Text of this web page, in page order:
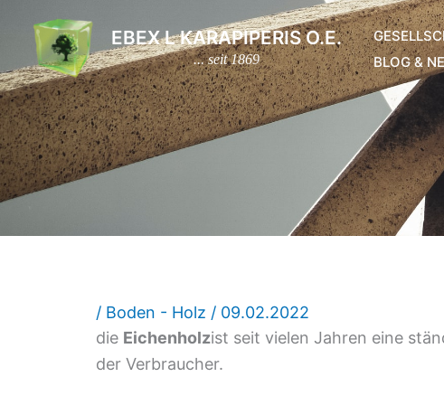
Inhalt
springen
EBEX L KARAPIPERIS O.E.
... seit 1869
BLOG &
/ Boden - Holz / 09.02.2022
die Eichenholzist seit vielen Jahren eine
der Verbraucher.